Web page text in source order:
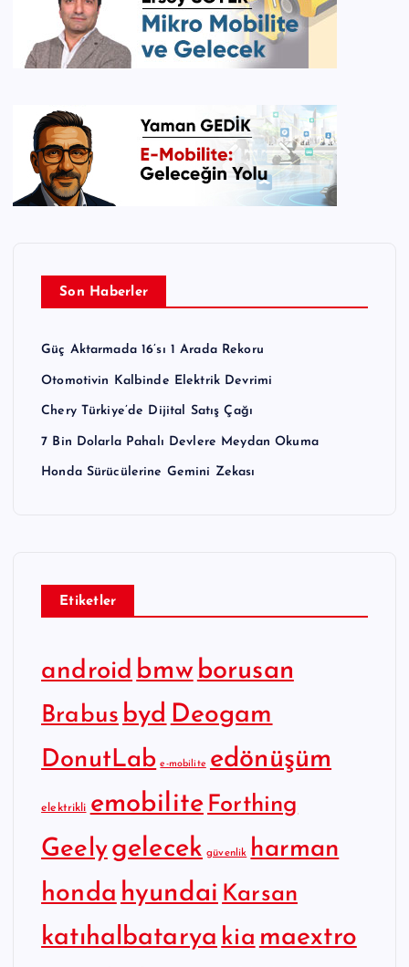
Son Haberler
Güç Aktarmada 16’sı 1 Arada Rekoru
Otomotivin Kalbinde Elektrik Devrimi
Chery Türkiye’de Dijital Satış Çağı
7 Bin Dolarla Pahalı Devlere Meydan Okuma
Honda Sürücülerine Gemini Zekası
Etiketler
android bmw borusan
Brabus byd Deogam
DonutLab e-mobilite edönüşüm
elektrikli emobilite Forthing
Geelygelecek güvenlik harman
honda hyundai Karsan
katıhalbatarya kia maextro